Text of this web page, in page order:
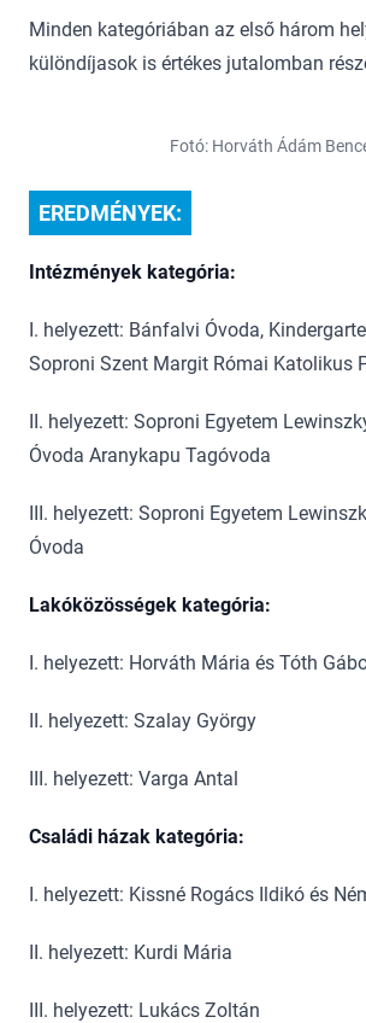
Minden kategóriában az első három
különdíjasok is értékes jutalomban
Fotó: Horváth Ádám
EREDMÉNYEK:
Intézmények kategória:
I. helyezett: Bánfalvi Óvoda,
Soproni Szent Margit Római Katolikus
II. helyezett: Soproni Egyetem
Óvoda Aranykapu Tagóvoda
III. helyezett: Soproni Egyetem
Óvoda
Lakóközösségek kategória:
I. helyezett: Horváth Mária és Tóth
II. helyezett: Szalay György
III. helyezett: Varga Antal
Családi házak kategória:
I. helyezett: Kissné Rogács Ildikó és
II. helyezett: Kurdi Mária
III. helyezett: Lukács Zoltán